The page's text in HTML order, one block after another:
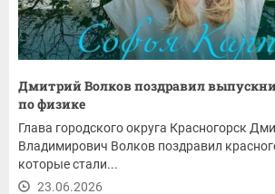
Дмитрий Волков поздравил
по физике
Глава городского округа Красногорск
Владимирович Волков поздравил
которые стали...
23.06.2026